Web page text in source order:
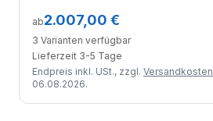
ab2.007,00 €
3 Varianten verfügbar
Lieferzeit 3-5 Tage
Endpreis inkl. USt., zzgl. Versandkosten
06.08.2026.